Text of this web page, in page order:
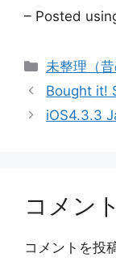
– Posted
カ
テ
リ
未整理（昔
Bought it!
iOS4.3.3
コメン
コメントを投